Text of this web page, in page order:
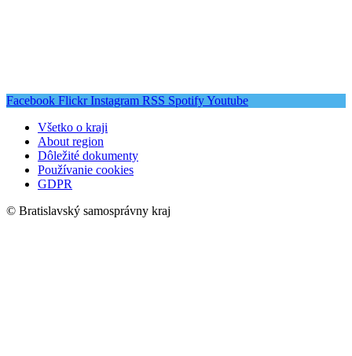
Facebook Flickr Instagram RSS SpotifyYoutube
Všetko o kraji
About region
Dôležité dokumenty
Používanie cookies
GDPR
© Bratislavský samosprávny kraj